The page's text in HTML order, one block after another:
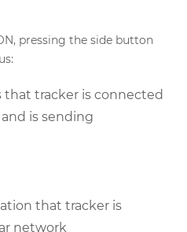
pressing the side button
that tracker is connected
is sending
that tracker is
network